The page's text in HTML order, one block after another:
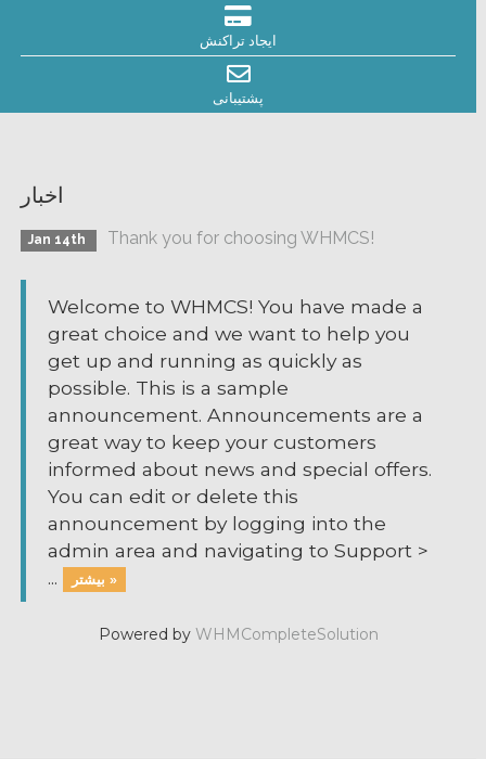
ایجاد تراکنش
پشتیبانی
اخبار
Jan 14th Thank you for choosing WHMCS!
Welcome to WHMCS! You have made a
great choice and we want to help you
get up and running as quickly as
possible. This is a sample
announcement. Announcements are a
great way to keep your customers
informed about news and special offers.
You can edit or delete this
announcement by logging into the
admin area and navigating to Support >
...
بیشتر »
Powered by WHMCompleteSolution